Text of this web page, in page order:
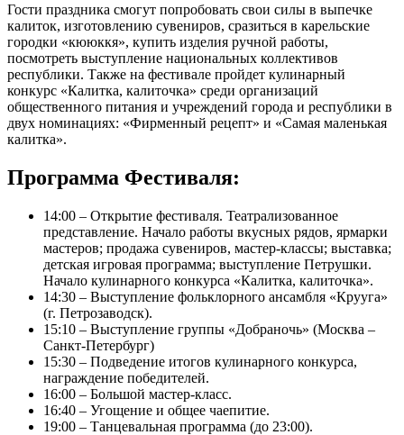
Гости праздника смогут попробовать свои силы в выпечке
калиток, изготовлению сувениров, сразиться в карельские
городки «кююккя», купить изделия ручной работы,
посмотреть выступление национальных коллективов
республики. Также на фестивале пройдет кулинарный
конкурс «Калитка, калиточка» среди организаций
общественного питания и учреждений города и республики в
двух номинациях: «Фирменный рецепт» и «Самая маленькая
калитка».
Программа Фестиваля:
14:00 – Открытие фестиваля. Театрализованное
представление. Начало работы вкусных рядов, ярмарки
мастеров; продажа сувениров, мастер-классы; выставка;
детская игровая программа; выступление Петрушки.
Начало кулинарного конкурса «Калитка, калиточка».
14:30 – Выступление фольклорного ансамбля «Крууга»
(г. Петрозаводск).
15:10 – Выступление группы «Добраночь» (Москва –
Санкт-Петербург)
15:30 – Подведение итогов кулинарного конкурса,
награждение победителей.
16:00 – Большой мастер-класс.
16:40 – Угощение и общее чаепитие.
19:00 – Танцевальная программа (до 23:00).